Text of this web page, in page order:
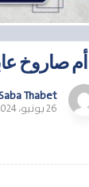
صاروخ
Saba Thabet
26 يونيو، 2024